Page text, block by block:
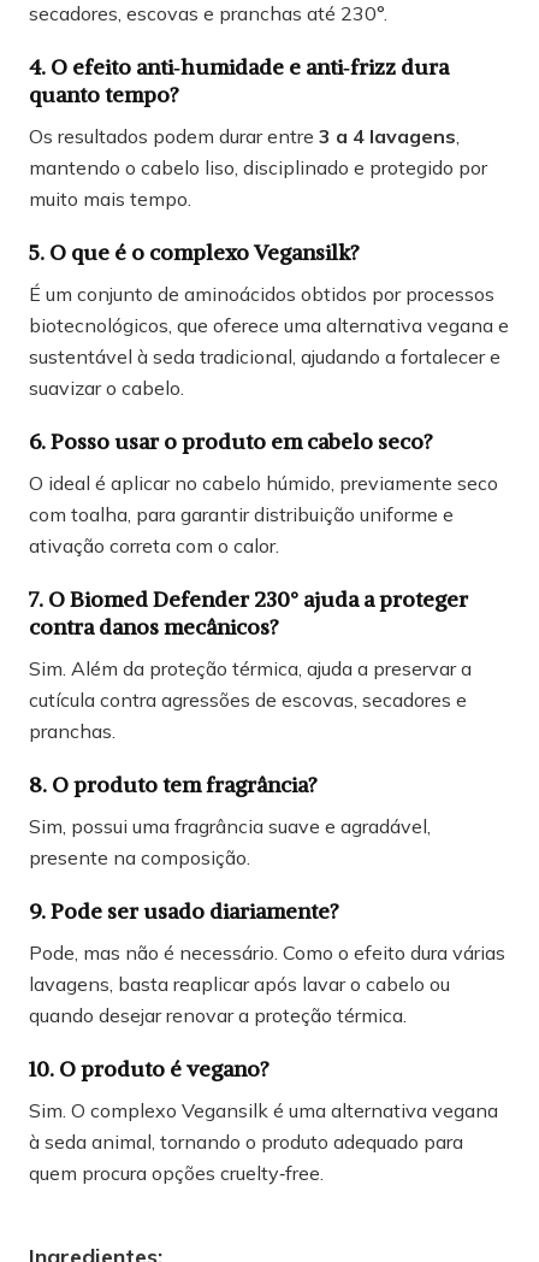
secadores, escovas e pranchas até 230°.
4. O efeito anti‑humidade e anti‑frizz dura
quanto tempo?
Os resultados podem durar entre 3 a 4 lavagens,
mantendo o cabelo liso, disciplinado e protegido por
muito mais tempo.
5. O que é o complexo Vegansilk?
É um conjunto de aminoácidos obtidos por processos
biotecnológicos, que oferece uma alternativa vegana e
sustentável à seda tradicional, ajudando a fortalecer e
suavizar o cabelo.
6. Posso usar o produto em cabelo seco?
O ideal é aplicar no cabelo húmido, previamente seco
com toalha, para garantir distribuição uniforme e
ativação correta com o calor.
7. O Biomed Defender 230° ajuda a proteger
contra danos mecânicos?
Sim. Além da proteção térmica, ajuda a preservar a
cutícula contra agressões de escovas, secadores e
pranchas.
8. O produto tem fragrância?
Sim, possui uma fragrância suave e agradável,
presente na composição.
9. Pode ser usado diariamente?
Pode, mas não é necessário. Como o efeito dura várias
lavagens, basta reaplicar após lavar o cabelo ou
quando desejar renovar a proteção térmica.
10. O produto é vegano?
Sim. O complexo Vegansilk é uma alternativa vegana
à seda animal, tornando o produto adequado para
quem procura opções cruelty‑free.